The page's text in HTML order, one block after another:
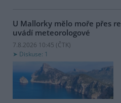
U Mallorky mělo moře přes
uvádí meteorologové
7.8.2026 10:45 (ČTK)
Diskuse: 1